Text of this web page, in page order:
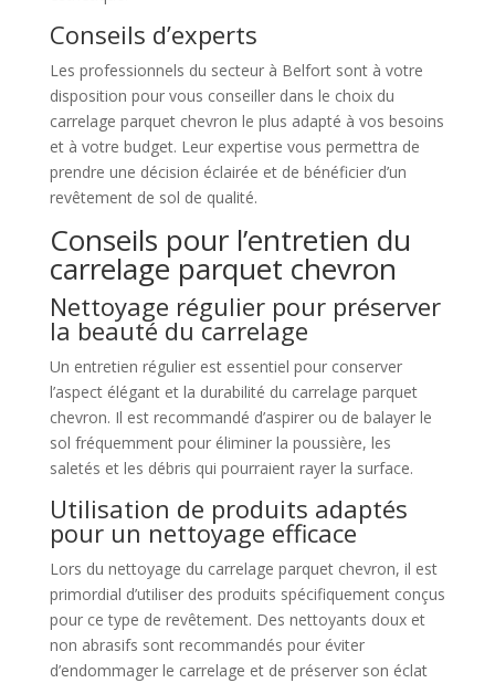
Conseils d’experts
Les professionnels du secteur à Belfort sont à votre
disposition pour vous conseiller dans le choix du
carrelage parquet chevron le plus adapté à vos besoins
et à votre budget. Leur expertise vous permettra de
prendre une décision éclairée et de bénéficier d’un
revêtement de sol de qualité.
Conseils pour l’entretien du
carrelage parquet chevron
Nettoyage régulier pour préserver
la beauté du carrelage
Un entretien régulier est essentiel pour conserver
l’aspect élégant et la durabilité du carrelage parquet
chevron. Il est recommandé d’aspirer ou de balayer le
sol fréquemment pour éliminer la poussière, les
saletés et les débris qui pourraient rayer la surface.
Utilisation de produits adaptés
pour un nettoyage efficace
Lors du nettoyage du carrelage parquet chevron, il est
primordial d’utiliser des produits spécifiquement conçus
pour ce type de revêtement. Des nettoyants doux et
non abrasifs sont recommandés pour éviter
d’endommager le carrelage et de préserver son éclat